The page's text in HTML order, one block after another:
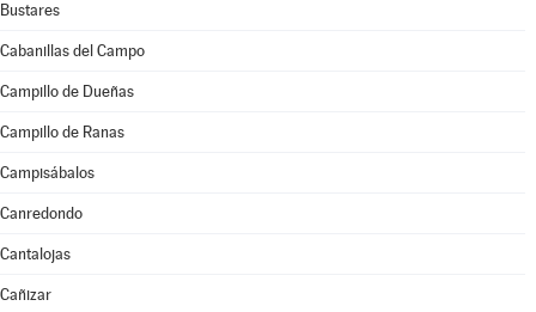
Bustares
Cabanillas del Campo
Campillo de Dueñas
Campillo de Ranas
Campisábalos
Canredondo
Cantalojas
Cañizar